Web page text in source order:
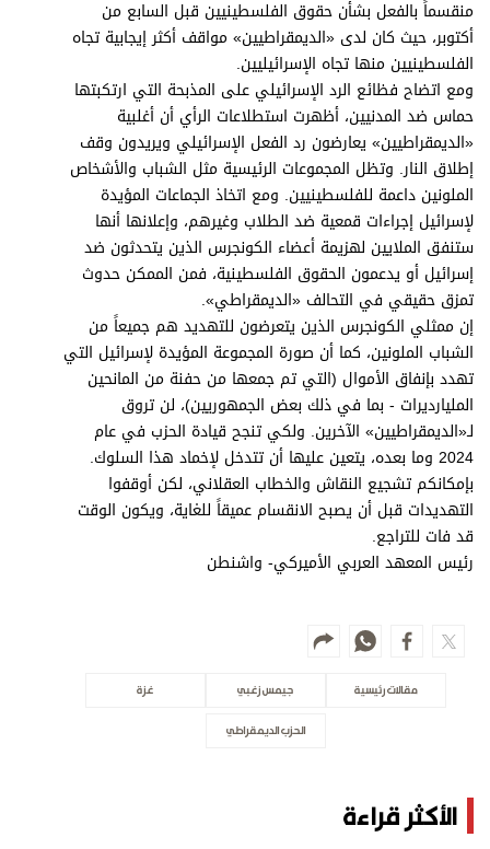
منقسماً بالفعل بشأن حقوق الفلسطينيين قبل السابع من
أكتوبر، حيث كان لدى «الديمقراطيين» مواقف أكثر إيجابية تجاه
الفلسطينيين منها تجاه الإسرائيليين.
ومع اتضاح فظائع الرد الإسرائيلي على المذبحة التي ارتكبتها
حماس ضد المدنيين، أظهرت استطلاعات الرأي أن أغلبية
«الديمقراطيين» يعارضون رد الفعل الإسرائيلي ويريدون وقف
إطلاق النار. وتظل المجموعات الرئيسية مثل الشباب والأشخاص
الملونين داعمة للفلسطينيين. ومع اتخاذ الجماعات المؤيدة
لإسرائيل إجراءات قمعية ضد الطلاب وغيرهم، وإعلانها أنها
ستنفق الملايين لهزيمة أعضاء الكونجرس الذين يتحدثون ضد
إسرائيل أو يدعمون الحقوق الفلسطينية، فمن الممكن حدوث
تمزق حقيقي في التحالف «الديمقراطي».
إن ممثلي الكونجرس الذين يتعرضون للتهديد هم جميعاً من
الشباب الملونين، كما أن صورة المجموعة المؤيدة لإسرائيل التي
تهدد بإنفاق الأموال (التي تم جمعها من حفنة من المانحين
المليارديرات - بما في ذلك بعض الجمهوريين)، لن تروق
لـ«الديمقراطيين» الآخرين. ولكي تنجح قيادة الحزب في عام
2024 وما بعده، يتعين عليها أن تتدخل لإخماد هذا السلوك.
بإمكانكم تشجيع النقاش والخطاب العقلاني، لكن أوقفوا
التهديدات قبل أن يصبح الانقسام عميقاً للغاية، ويكون الوقت
قد فات للتراجع.
رئيس المعهد العربي الأميركي- واشنطن
مقالات رئيسية جيمس زغبي غزة
الحزب الديمقراطي
الأكثر قراءة